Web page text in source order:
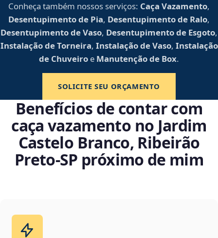
Conheça também nossos serviços: Caça Vazamento,
Desentupimento de Pia, Desentupimento de Ralo,
Desentupimento de Vaso, Desentupimento de Esgoto,
Instalação de Torneira, Instalação de Vaso, Instalação
de Chuveiro e Manutenção de Box.
SOLICITE SEU ORÇAMENTO
Benefícios de contar com
caça vazamento no Jardim
Castelo Branco, Ribeirão
Preto‑SP próximo de mim